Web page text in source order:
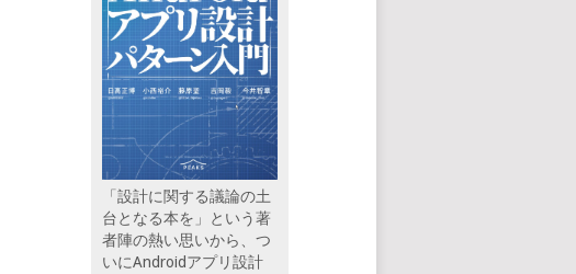
「設計に関する議論の土
台となる本を」という著
者陣の熱い思いから、つ
いにAndroidアプリ設計